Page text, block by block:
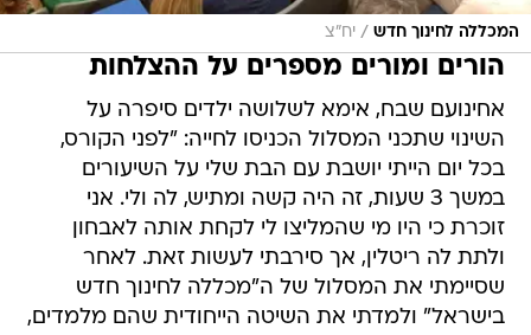
המכללה לחינוך חדש / יח"צ
הורים ומורים מספרים על ההצלחות
אחינועם שבח, אימא לשלושה ילדים סיפרה על
השינוי שתכני המסלול הכניסו לחייה: "לפני הקורס,
בכל יום הייתי יושבת עם הבת שלי על השיעורים
במשך 3 שעות, זה היה קשה ומתיש, לה ולי. אני
זוכרת כי היו מי שהמליצו לי לקחת אותה לאבחון
ולתת לה ריטלין, אך סירבתי לעשות זאת. לאחר
שסיימתי את המסלול של ה"מכללה לחינוך חדש
בישראל" ולמדתי את השיטה הייחודית שהם מלמדים,